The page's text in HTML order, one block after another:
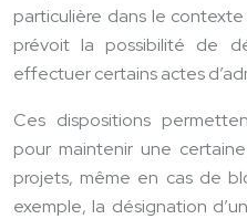
particulière dans le
prévoit la possibilité de
effectuer certains actes
Ces dispositions
pour maintenir une
projets, même en cas de
exemple, la désignation